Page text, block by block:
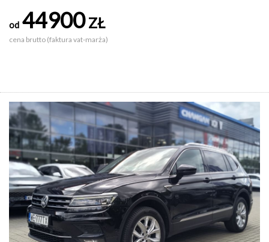
od 44900ZŁ
cena brutto (faktura vat-marża)